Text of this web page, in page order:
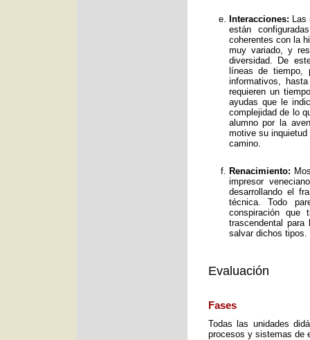
Interacciones: Las
están
coherentes con la
muy variado, y
diversidad. De
líneas de tiempo,
informativos,
requieren un
ayudas que le
complejidad de lo
alumno por la
motive su
camino.
Renacimiento:
impresor
desarrollando el
técnica. Todo
conspiración
trascendental
salvar dichos tipos.
Evaluación
Fases
Todas las unidades
procesos y sistemas de